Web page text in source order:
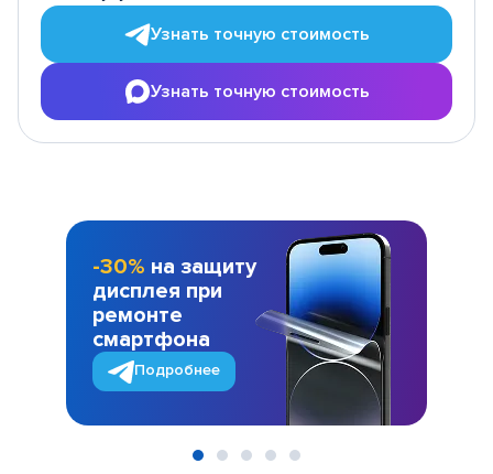
Узнать точную стоимость
Узнать точную стоимость
-30% на защиту
дисплея при
ремонте
смартфона
Подробнее